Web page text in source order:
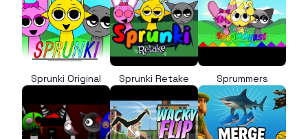
Sprunki Original Sprunki Retake Sprummers